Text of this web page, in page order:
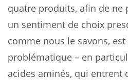
quatre produits, afin de ne
un sentiment de choix
comme nous le savons,
problématique – en
acides aminés, qui entrent